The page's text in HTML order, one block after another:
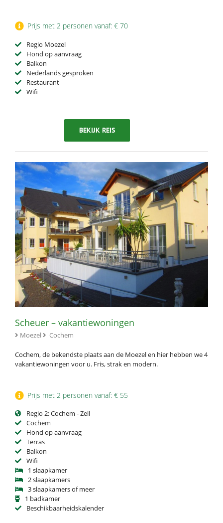
Prijs met 2 personen vanaf: € 70
Regio Moezel
Hond op aanvraag
Balkon
Nederlands gesproken
Restaurant
Wifi
BEKIJK REIS
Scheuer – vakantiewoningen
Moezel Cochem
Cochem, de bekendste plaats aan de Moezel en hier hebben we 4
vakantiewoningen voor u. Fris, strak en modern.
Prijs met 2 personen vanaf: € 55
Regio 2: Cochem - Zell
Cochem
Hond op aanvraag
Terras
Balkon
Wifi
1 slaapkamer
2 slaapkamers
3 slaapkamers of meer
1 badkamer
Beschikbaarheidskalender